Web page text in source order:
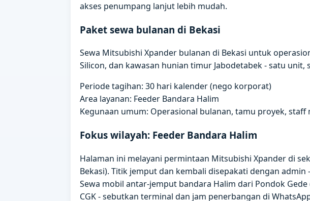
akses penumpang lanjut lebih mudah.
Paket sewa bulanan di Bekasi
Sewa Mitsubishi Xpander bulanan di Bekasi untuk
Silicon, dan kawasan hunian timur Jabodetabek - satu unit,
Periode tagihan: 30 hari kalender (nego korporat)
Area layanan: Feeder Bandara Halim
Kegunaan umum: Operasional bulanan, tamu proyek, staff
Fokus wilayah: Feeder Bandara Halim
Halaman ini melayani permintaan Mitsubishi Xpander di
Bekasi). Titik jemput dan kembali disepakati dengan
Sewa mobil antar-jemput bandara Halim dari Pondok
CGK - sebutkan terminal dan jam penerbangan di